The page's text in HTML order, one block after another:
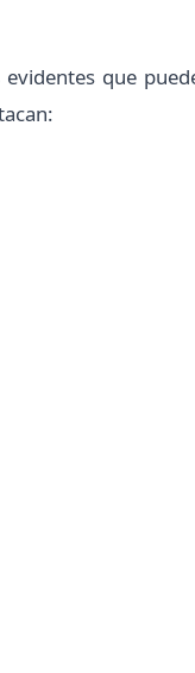
que